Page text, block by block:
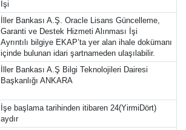
İşi
İller Bankası A.Ş. Oracle Lisans Güncelleme,
Garanti ve Destek Hizmeti Alınması İşi
Ayrıntılı bilgiye EKAP’ta yer alan ihale dokümanı
içinde bulunan idari şartnameden ulaşılabilir.
İller Bankası A.Ş Bilgi Teknolojileri Dairesi
Başkanlığı ANKARA
İşe başlama tarihinden itibaren 24(YirmiDört)
aydır